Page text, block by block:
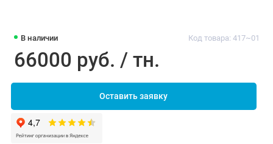
В наличии Код товара: 417~01
66000 руб. / тн.
Оставить заявку